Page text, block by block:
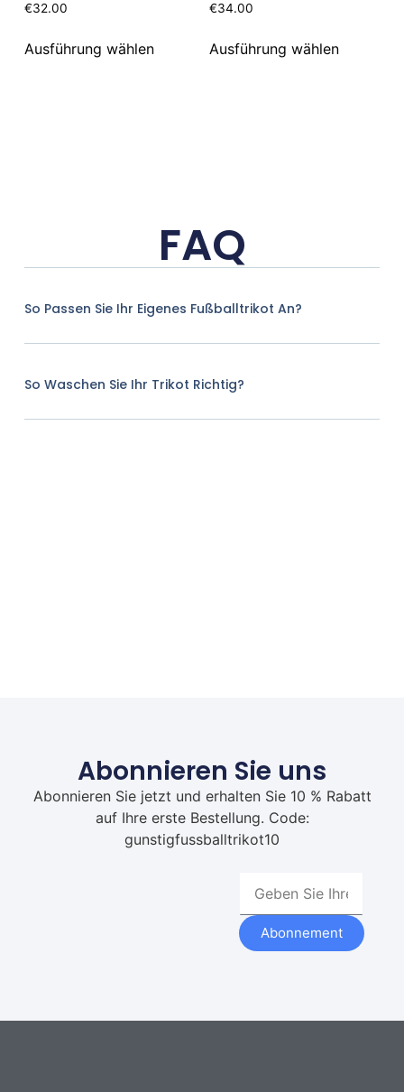
€32.00
Ausführung wählen
€34.00
Ausführung wählen
FAQ
So Passen Sie Ihr Eigenes Fußballtrikot An?
So Waschen Sie Ihr Trikot Richtig?
Abonnieren Sie uns
Abonnieren Sie jetzt und erhalten Sie 10 % Rabatt
auf Ihre erste Bestellung. Code:
gunstigfussballtrikot10
Abonnement